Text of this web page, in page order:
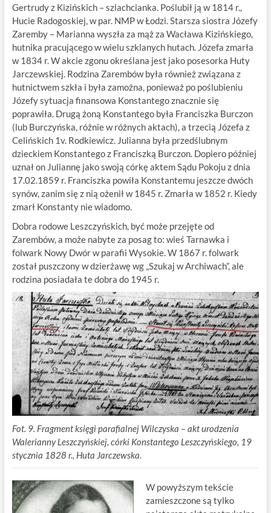
Gertrudy z Kizińskich – szlachcianka. Poślubił ją w 1814 r.,
Hucie Radogoskiej, w par. NMP w Łodzi. Starsza siostra Józefy
Zaremby – Marianna wyszła za mąż za Wacława Kizińskiego,
hutnika pracującego w wielu szklanych hutach. Józefa zmarła
w 1834 r. W akcie zgonu określana jest jako posesorka Huty
Jarczewskiej. Rodzina Zarembów była również związana z
hutnictwem szkła i była zamożna, ponieważ po poślubieniu
Józefy sytuacja finansowa Konstantego znacznie się
poprawiła. Drugą żoną Konstantego była Franciszka Burczon
(lub Burczyńska, różnie w różnych aktach), a trzecią Józefa z
Celińskich 1v. Rodkiewicz. Julianna była przedślubnym
dzieckiem Konstantego z Franciszką Burczon. Dopiero później
uznał on Juliannę jako swoją córkę aktem Sądu Pokoju z dnia
17.02.1859 r. Franciszka powiła Konstantemu jeszcze dwóch
synów, zanim się z nią ożenił w 1845 r. Zmarła w 1852 r. Kiedy
zmarł Konstanty nie wiadomo.
Dobra rodowe Leszczyńskich, być może przejęte od
Zarembów, a może nabyte za posag to: wieś Tarnawka i
folwark Nowy Dwór w parafii Wysokie. W 1867 r. folwark
został puszczony w dzierżawę wg „Szukaj w Archiwach”, ale
rodzina posiadała te dobra do 1945 r.
Fot. 9. Fragment księgi parafialnej Wilczyska – akt urodzenia
Walerianny Leszczyńskiej, córki Konstantego Leszczyńskiego, 19
stycznia 1828 r., Huta Jarczewska.
W powyższym tekście
zamieszczone są tylko